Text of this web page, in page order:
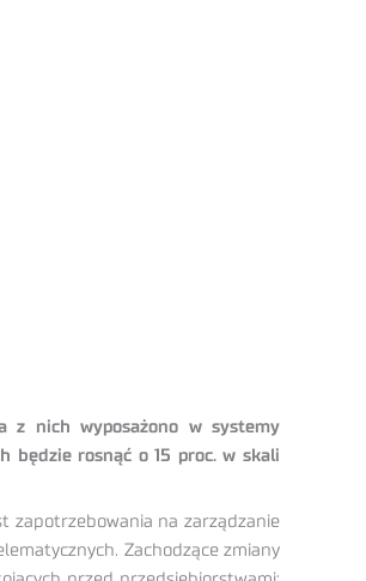
z nich wyposażono w systemy
będzie rosnąć o 15 proc. w skali
zapotrzebowania na zarządzanie
Zachodzące zmiany